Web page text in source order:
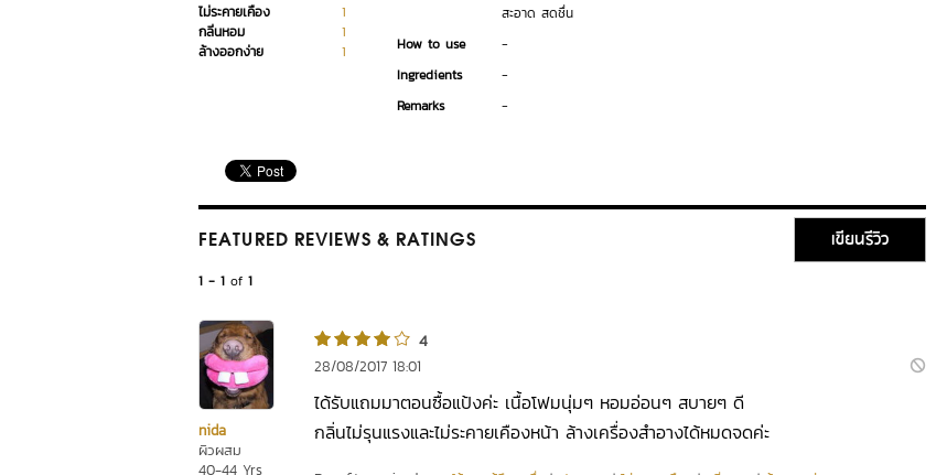
ไม่ระคายเคือง
1
กลิ่นหอม
1
ล้างออกง่าย
1
สะอาด สดชื่น
How to use
-
Ingredients
-
Remarks
-
FEATURED REVIEWS & RATINGS เขียนรีวิว
1 - 1 of 1
nida
ผิวผสม
40-44 Yrs
4
28/08/2017 18:01
ได้รับแถมมาตอนซื้อแป้งค่ะ เนื้อโฟมนุ่มๆ หอมอ่อนๆ สบายๆ ดี
กลิ่นไม่รุนแรงและไม่ระคายเคืองหน้า ล้างเครื่องสำอางได้หมดจดค่ะ